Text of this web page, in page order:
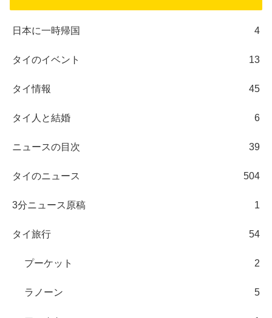
日本に一時帰国 4
タイのイベント 13
タイ情報 45
タイ人と結婚 6
ニュースの目次 39
タイのニュース 504
3分ニュース原稿 1
タイ旅行 54
プーケット 2
ラノーン 5